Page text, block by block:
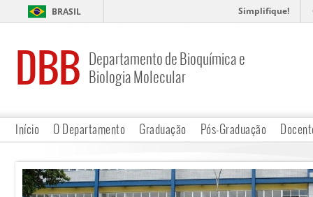
BRASIL Simplifique!
DBB Departamento de Bioquímica e
Biologia Molecular
Início O Departamento Graduação Pós-Graduação